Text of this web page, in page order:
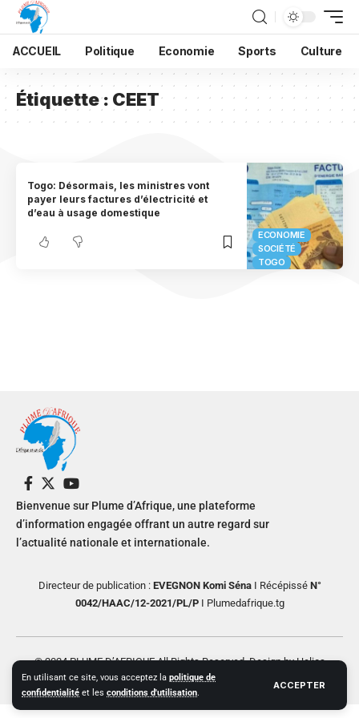
En utilisant ce site, vous acceptez la politique de
confidentialité et les conditions d'utilisation.
ACCEPTER
ACCUEIL Politique Economie Sports Culture
Étiquette : CEET
ECONOMIE
SOCIÉTÉ
TOGO
Togo: Désormais, les ministres vont
payer leurs factures d’électricité et
d’eau à usage domestique
Bienvenue sur Plume d’Afrique, une plateforme
d’information engagée offrant un autre regard sur
l’actualité nationale et internationale.
Directeur de publication : EVEGNON Komi SénaI RécépisséN°
0042/HAAC/12-2021/PL/PI Plumedafrique.tg
© 2024 PLUME D’AFRIQUE All Rights Reserved. Design by Helios
Creative